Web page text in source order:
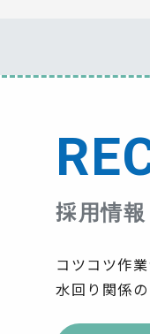
採用情報
コツコツ作
水回り関係